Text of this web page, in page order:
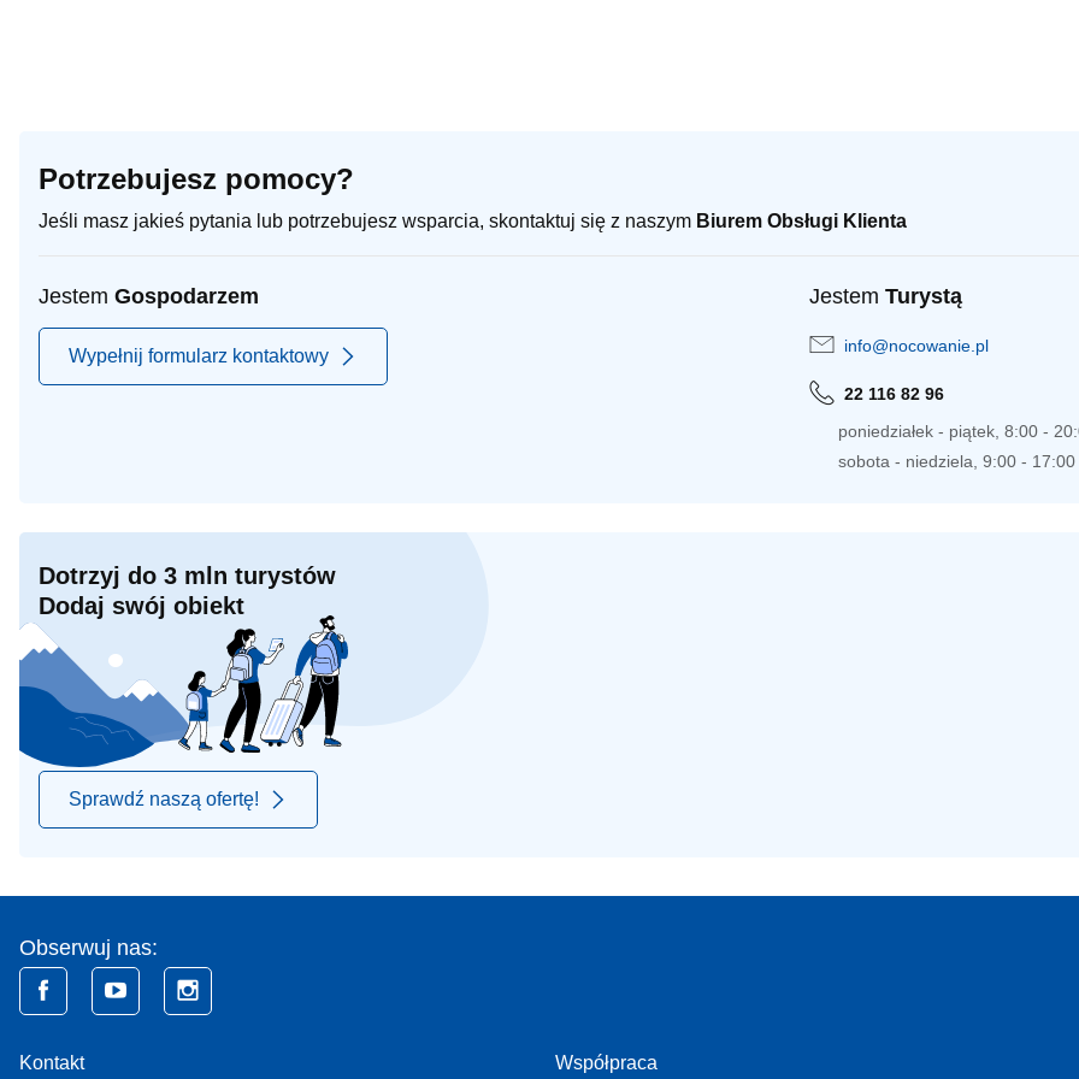
Potrzebujesz pomocy?
Jeśli masz jakieś pytania lub potrzebujesz wsparcia, skontaktuj się z naszym Biurem Obsługi Klienta
Jestem Gospodarzem
Wypełnij formularz kontaktowy
Jestem Turystą
info@nocowanie.pl
22 116 82 96
poniedziałek - piątek, 8:00 -
sobota - niedziela, 9:00 - 17:00
Dotrzyj do 3 mln turystów
Dodaj swój obiekt
Sprawdź naszą ofertę!
Obserwuj nas:
Kontakt Współpraca